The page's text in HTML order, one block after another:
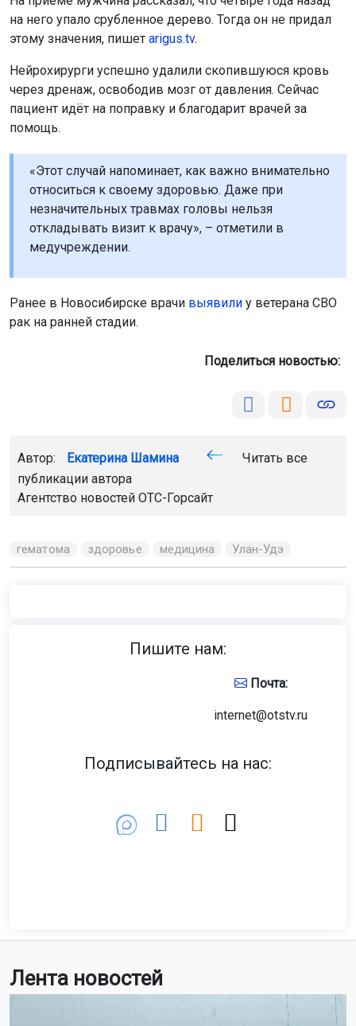
Лента новостей
на него упало срубленное дерево. Тогда он не придал
этому значения, пишет arigus.tv.
Нейрохирурги успешно удалили скопившуюся кровь
через дренаж, освободив мозг от давления. Сейчас
пациент идёт на поправку и благодарит врачей за
помощь.
«Этот случай напоминает, как важно внимательно
относиться к своему здоровью. Даже при
незначительных травмах головы нельзя
откладывать визит к врачу», – отметили в
медучреждении.
Ранее в Новосибирске врачи выявили у ветерана СВО
рак на ранней стадии.
Поделиться новостью:
Автор: Екатерина Шамина
Читать все
публикации автора
Агентство новостей ОТС-Горсайт
гематома здоровье медицина Улан-Удэ
Пишите нам:
Почта:
internet@otstv.ru
Подписывайтесь на нас: